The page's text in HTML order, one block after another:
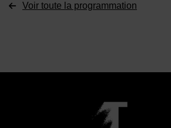
Voir toute la programmation